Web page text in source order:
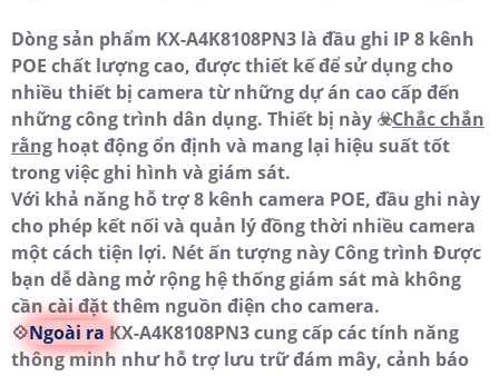
Dòng sản phẩm KX-A4K8108PN3 là đầu ghi IP 8 kênh
POE chất lượng cao, được thiết kế để sử dụng cho
nhiều thiết bị camera từ những dự án cao cấp đến
những công trình dân dụng. Thiết bị này ☣️Chắc chắn
rằng hoạt động ổn định và mang lại hiệu suất tốt
trong việc ghi hình và giám sát.
Với khả năng hỗ trợ 8 kênh camera POE, đầu ghi này
cho phép kết nối và quản lý đồng thời nhiều camera
một cách tiện lợi. Nét ấn tượng này Công trình Được
bạn dễ dàng mở rộng hệ thống giám sát mà không
cần cài đặt thêm nguồn điện cho camera.
💠Ngoài ra KX-A4K8108PN3 cung cấp các tính năng
thông minh như hỗ trợ lưu trữ đám mây, cảnh báo